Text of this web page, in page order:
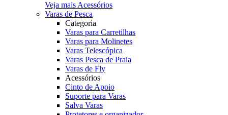
Veja mais Acessórios
Varas de Pesca
Categoria
Varas para Carretilhas
Varas para Molinetes
Varas Telescópica
Varas Pesca de Praia
Varas de Fly
Acessórios
Cinto de Apoio
Suporte para Varas
Salva Varas